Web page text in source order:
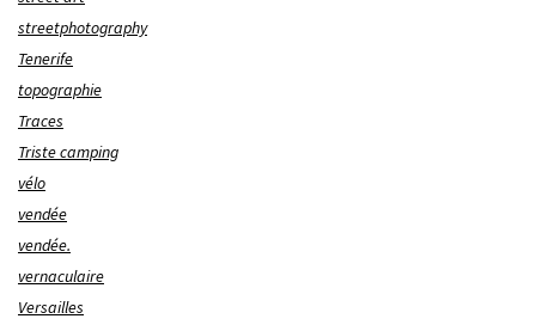
streetphotography
Tenerife
topographie
Traces
Triste camping
vélo
vendée
vendée.
vernaculaire
Versailles